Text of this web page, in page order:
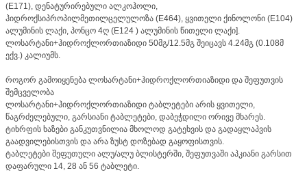
(E171), დენატურირებული ალკოჰოლი,
ჰიდროქსიპროპილმეთილცელულოზა (E464), ყვითელი ქინოლონი (E104)
ალუმინის ლაქი, პონცო 4ღ (E124 ) ალუმინის წითელი ლაქი].
ლოსარტანი+ჰიდროქლორთიაზიდი 50მგ/12.5მგ შეიცავს 4.24მგ (0.108მ
ექვ.) კალიუმს.
როგორ გამოიყენება ლოსარტანი+ჰიდროქლორთიაზიდი და შეფუთვის
შემცველობა
ლოსარტანი+ჰიდროქლორთიაზიდი ტაბლეტები არის ყვითელი,
წაგრძელებული, გარსიანი ტაბლეტები, დაბეჭდილი ორივე მხარეს.
ტიხრფის ხაზები განკუთვნილია მხოლოდ გატეხვის და გადაყლაპვის
გაადვილებისთვის და არა ზუსტ დოზებად გაყოფისთვის.
ტაბლეტები შეფუთული ალუ/ალუ ბლისტერში, შეფუთვაში აპკიანი გარსით
დაფარული 14, 28 ან 56 ტაბლეტი.